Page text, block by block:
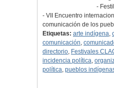
-
- VII Encuentro
comunicación de los
Etiquetas: arte indígena,
comunicación,
directorio, Festivales
incidencia política,
política, pueblos